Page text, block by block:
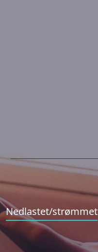
Nedlastet/strømmet